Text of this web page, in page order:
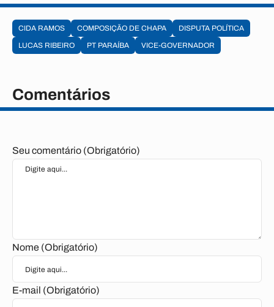
CIDA RAMOS COMPOSIÇÃO DE CHAPA
DISPUTA POLÍTICA
LUCAS RIBEIRO
PT PARAÍBA VICE-GOVERNADOR
Comentários
Seu comentário (Obrigatório)
Nome (Obrigatório)
E-mail (Obrigatório)